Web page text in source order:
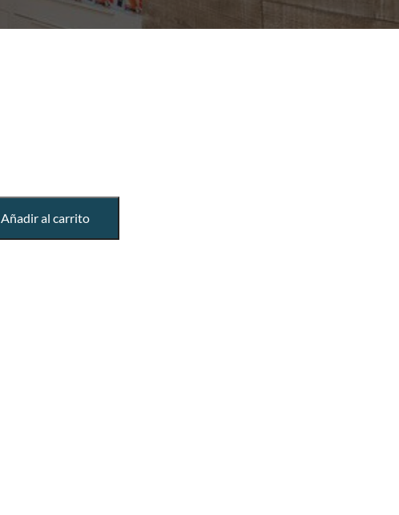
Añadir al carrito